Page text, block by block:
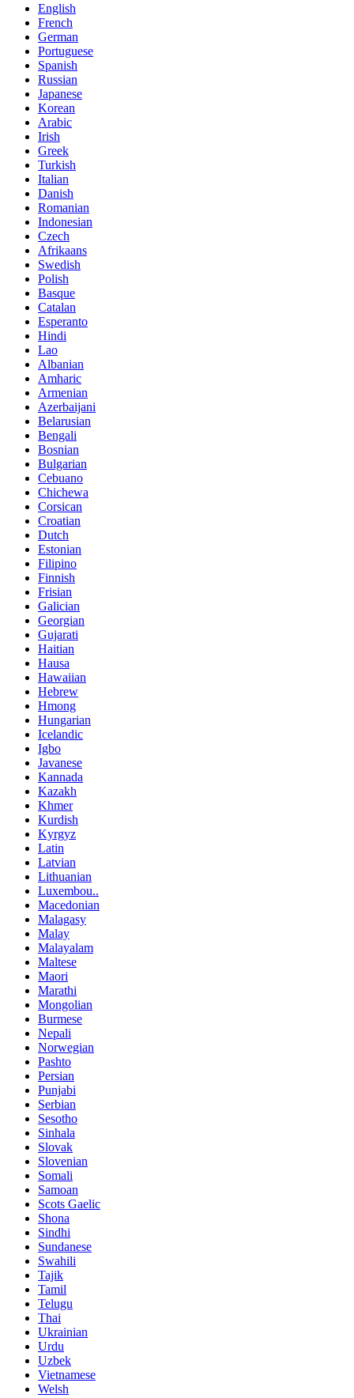
English
French
German
Portuguese
Spanish
Russian
Japanese
Korean
Arabic
Irish
Greek
Turkish
Italian
Danish
Romanian
Indonesian
Czech
Afrikaans
Swedish
Polish
Basque
Catalan
Esperanto
Hindi
Lao
Albanian
Amharic
Armenian
Azerbaijani
Belarusian
Bengali
Bosnian
Bulgarian
Cebuano
Chichewa
Corsican
Croatian
Dutch
Estonian
Filipino
Finnish
Frisian
Galician
Georgian
Gujarati
Haitian
Hausa
Hawaiian
Hebrew
Hmong
Hungarian
Icelandic
Igbo
Javanese
Kannada
Kazakh
Khmer
Kurdish
Kyrgyz
Latin
Latvian
Lithuanian
Luxembou..
Macedonian
Malagasy
Malay
Malayalam
Maltese
Maori
Marathi
Mongolian
Burmese
Nepali
Norwegian
Pashto
Persian
Punjabi
Serbian
Sesotho
Sinhala
Slovak
Slovenian
Somali
Samoan
Scots Gaelic
Shona
Sindhi
Sundanese
Swahili
Tajik
Tamil
Telugu
Thai
Ukrainian
Urdu
Uzbek
Vietnamese
Welsh